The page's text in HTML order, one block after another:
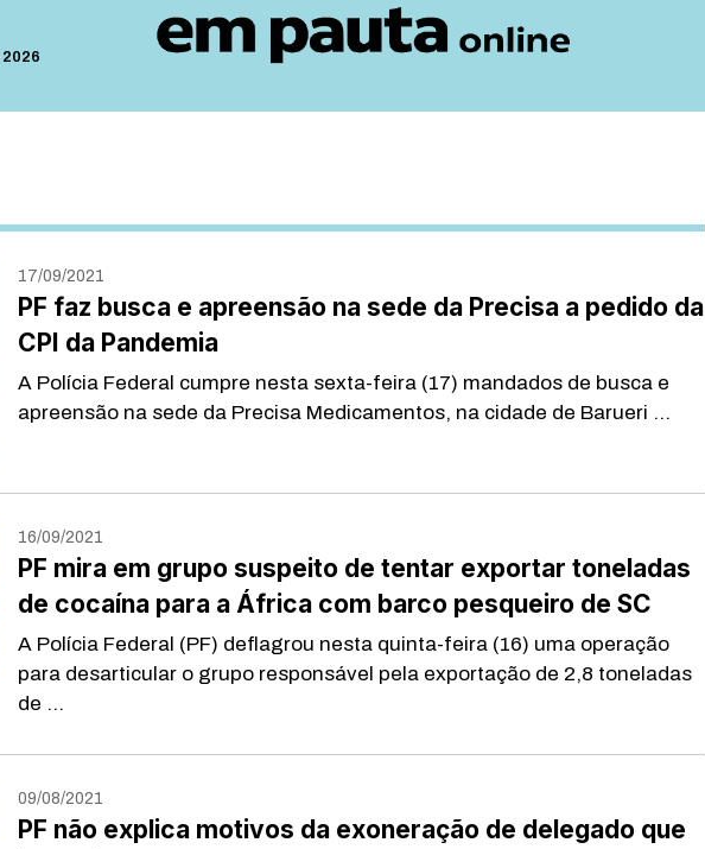
17/09/2021
PF faz busca e apreensão na sede da Precisa a pedido da
CPI da Pandemia
A Polícia Federal cumpre nesta sexta-feira (17) mandados de busca e
apreensão na sede da Precisa Medicamentos, na cidade de Barueri ...
16/09/2021
PF mira em grupo suspeito de tentar exportar toneladas
de cocaína para a África com barco pesqueiro de SC
A Polícia Federal (PF) deflagrou nesta quinta-feira (16) uma operação
para desarticular o grupo responsável pela exportação de 2,8 toneladas
de ...
09/08/2021
PF não explica motivos da exoneração de delegado que